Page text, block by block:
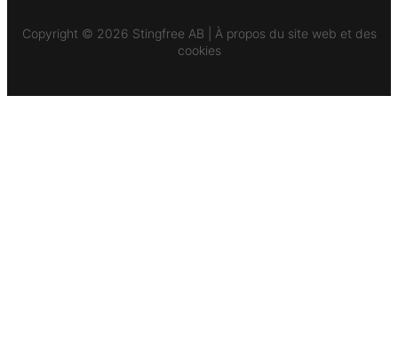
Copyright © 2026 Stingfree AB | À propos du site web et des
cookies